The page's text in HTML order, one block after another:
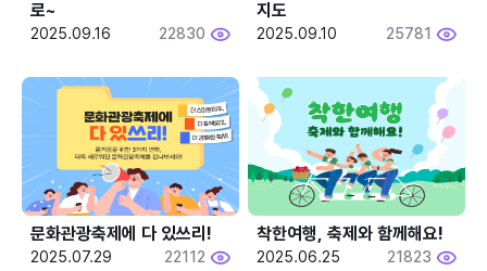
로~
2025.09.16 22830
지도
2025.09.10 25781
문화관광축제에 다 있쓰리!
2025.07.29 22112
착한여행, 축제와 함께해요!
2025.06.25 21823